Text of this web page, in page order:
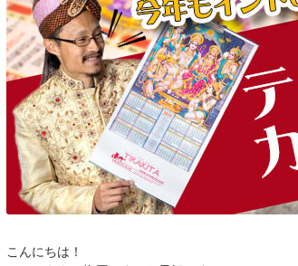
こんにちは！